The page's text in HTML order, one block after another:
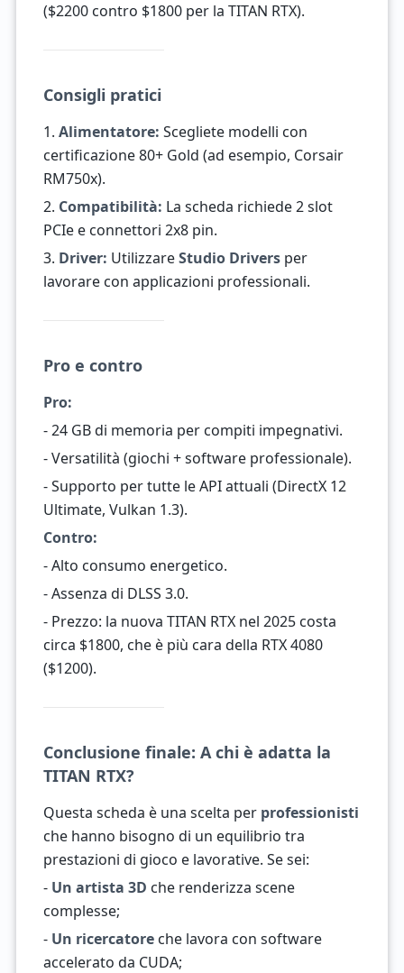
($2200 contro $1800 per la TITAN RTX).
Consigli pratici
1. Alimentatore: Scegliete modelli con
certificazione 80+ Gold (ad esempio, Corsair
RM750x).
2. Compatibilità: La scheda richiede 2 slot
PCIe e connettori 2x8 pin.
3. Driver: UtilizzareStudio Driversper
lavorare con applicazioni professionali.
Pro e contro
Pro:
- 24 GB di memoria per compiti impegnativi.
- Versatilità (giochi + software professionale).
- Supporto per tutte le API attuali (DirectX 12
Ultimate, Vulkan 1.3).
Contro:
- Alto consumo energetico.
- Assenza di DLSS 3.0.
- Prezzo: la nuova TITAN RTX nel 2025 costa
circa $1800, che è più cara della RTX 4080
($1200).
Conclusione finale: A chi è adatta la
TITAN RTX?
Questa scheda è una scelta per professionisti
che hanno bisogno di un equilibrio tra
prestazioni di gioco e lavorative. Se sei:
- Un artista 3D che renderizza scene
complesse;
- Un ricercatoreche lavora con software
accelerato da CUDA;